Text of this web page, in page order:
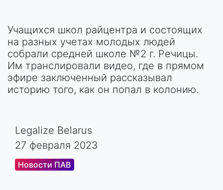
Учащихся школ райцентра и состоящих
на разных учетах молодых людей
собрали средней школе №2 г. Речицы.
Им транслировали видео, где в прямом
эфире заключенный рассказывал
историю того, как он попал в колонию.
Legalize Belarus
27 февраля 2023
Новости ПАВ